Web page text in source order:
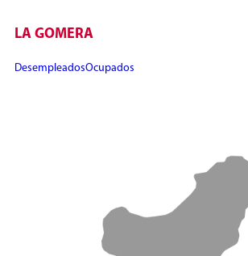
LA GOMERA
DesempleadosOcupados